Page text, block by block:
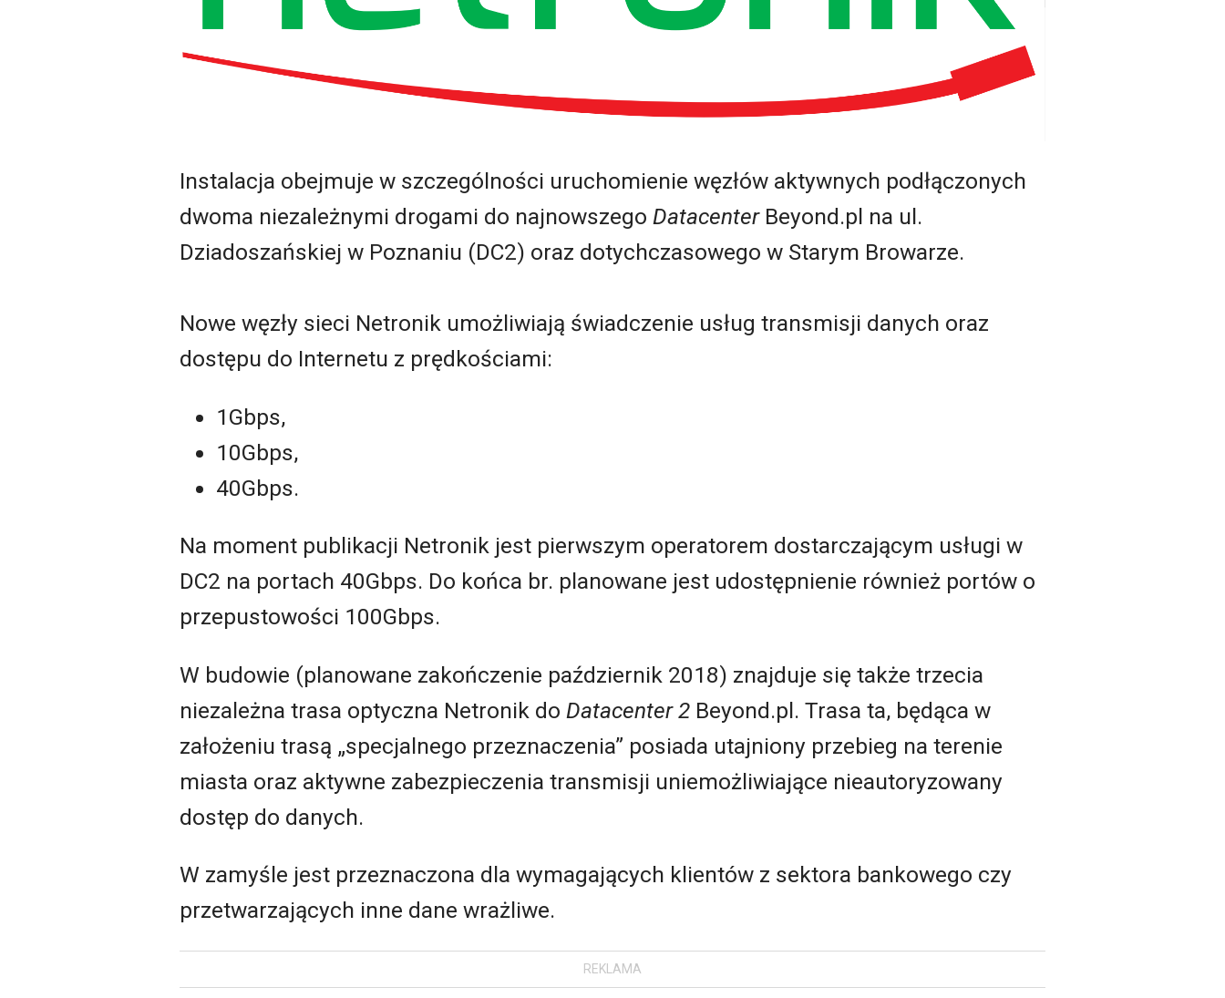
Instalacja obejmuje w szczególności uruchomienie węzłów aktywnych podłączonych
dwoma niezależnymi drogami do najnowszego DatacenterBeyond.pl na ul.
Dziadoszańskiej w Poznaniu (DC2) oraz dotychczasowego w Starym Browarze.
Nowe węzły sieci Netronik umożliwiają świadczenie usług transmisji danych oraz
dostępu do Internetu z prędkościami:
1Gbps,
10Gbps,
40Gbps.
Na moment publikacji Netronik jest pierwszym operatorem dostarczającym usługi w
DC2 na portach 40Gbps. Do końca br. planowane jest udostępnienie również portów o
przepustowości 100Gbps.
W budowie (planowane zakończenie październik 2018) znajduje się także trzecia
niezależna trasa optyczna Netronik do Datacenter 2 Beyond.pl. Trasa ta, będąca w
założeniu trasą „specjalnego przeznaczenia” posiada utajniony przebieg na terenie
miasta oraz aktywne zabezpieczenia transmisji uniemożliwiające nieautoryzowany
dostęp do danych.
W zamyśle jest przeznaczona dla wymagających klientów z sektora bankowego czy
przetwarzających inne dane wrażliwe.
REKLAMA